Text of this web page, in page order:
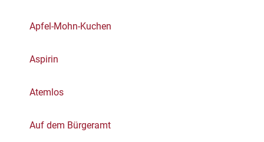
Apfel-Mohn-Kuchen
Aspirin
Atemlos
Auf dem Bürgeramt